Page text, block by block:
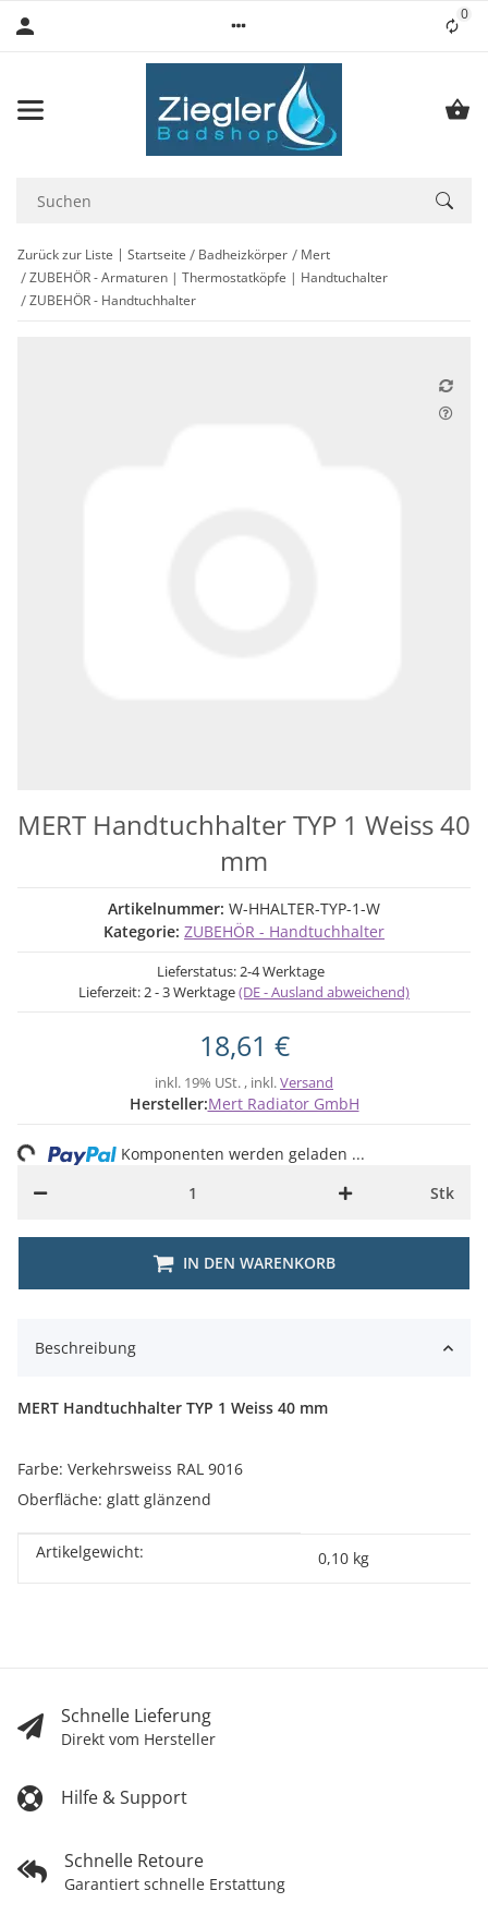
0
Zurück zur Liste Startseite Badheizkörper
Mert
ZUBEHÖR - Armaturen | Thermostatköpfe | Handtuchalter
ZUBEHÖR - Handtuchhalter
MERT Handtuchhalter TYP 1 Weiss 40
mm
Artikelnummer: W-HHALTER-TYP-1-W
Kategorie: ZUBEHÖR - Handtuchhalter
Lieferstatus: 2-4 Werktage
Lieferzeit:2 - 3 Werktage(DE - Ausland abweichend)
18,61 €
inkl. 19% USt. , inkl.Versand
Hersteller:Mert Radiator GmbH
Stk
IN DEN WARENKORB
Komponenten werden geladen ...
Beschreibung
MERT Handtuchhalter TYP 1 Weiss 40 mm
Farbe: Verkehrsweiss RAL 9016
Oberfläche: glatt glänzend
Produkteigenschaft
Wert
Artikelgewicht: 0,10 kg
Schnelle Lieferung
Direkt vom Hersteller
Hilfe & Support
Schnelle Retoure
Garantiert schnelle Erstattung